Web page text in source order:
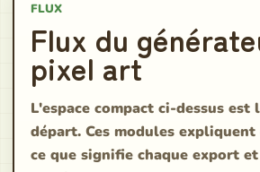
FLUX
Flux du
pixel art
L'espace compact ci-dessus est
départ. Ces modules
ce que signifie chaque export